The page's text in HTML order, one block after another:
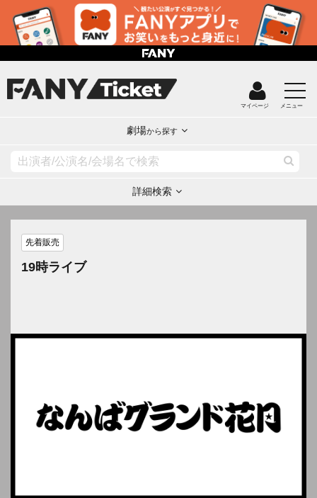
マイページ メニュー
劇場から探す
詳細検索
先着販売
19時ライブ